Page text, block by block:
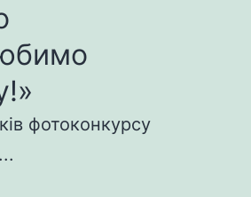
фотоконкурсу